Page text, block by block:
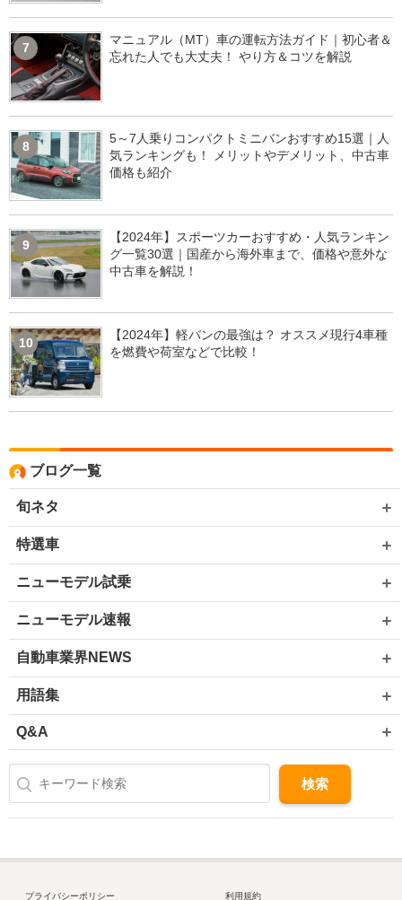
7
マニュアル（MT）車の運転方法ガイド｜初心者＆
忘れた人でも大丈夫！ やり方＆コツを解説
8
5～7人乗りコンパクトミニバンおすすめ15選｜人
気ランキングも！ メリットやデメリット、中古車
価格も紹介
9
【2024年】スポーツカーおすすめ・人気ランキン
グ一覧30選｜国産から海外車まで、価格や意外な
中古車を解説！
10
【2024年】軽バンの最強は？ オススメ現行4車種
を燃費や荷室などで比較！
ブログ一覧
旬ネタ
特選車
ニューモデル試乗
ニューモデル速報
自動車業界NEWS
用語集
Q&A
プライバシーポリシー 利用規約